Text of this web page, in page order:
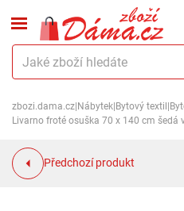
zbozi.dama.cz Nábytek Bytový textil
Livarno froté osuška 70 x 140 cm šedá
Předchozí produkt